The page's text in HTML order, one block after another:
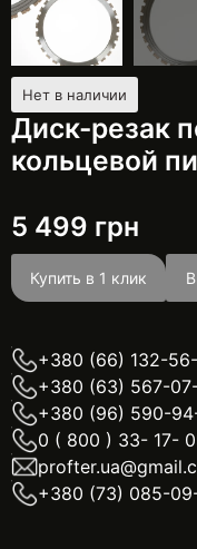
Нет в наличии
Диск-резак
кольцевой
5 499 грн
Купить в 1 клик
+380 (66) 132-
+380 (63) 567-
+380 (96) 590-
0 ( 800 ) 33- 17-
+380 (73) 085-